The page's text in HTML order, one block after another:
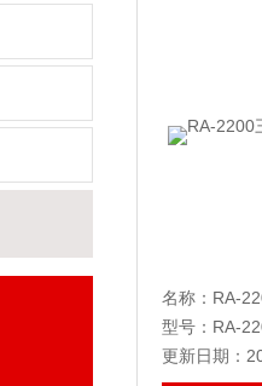
型号：RA-
更新日期：